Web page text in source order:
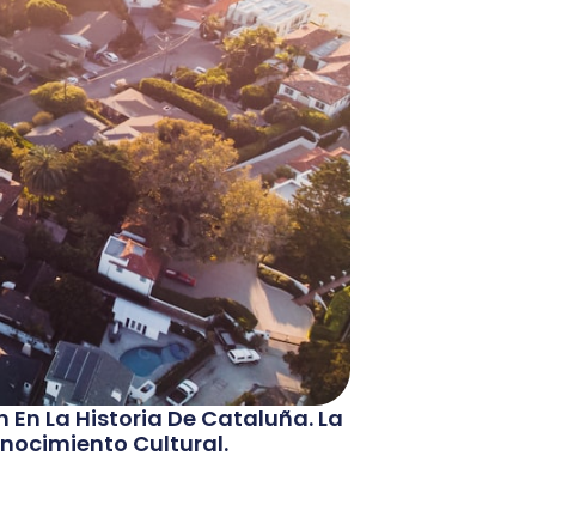
En La Historia De Cataluña. La
Cultural.